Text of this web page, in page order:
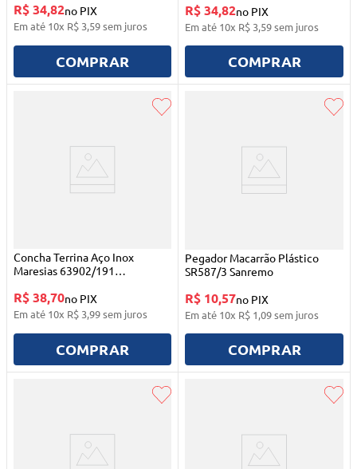
R$ 34,82no PIX
Em até 10x R$ 3,59sem juros
COMPRAR
Tramontina
R$ 34,82no PIX
Em até 10x R$ 3,59sem juros
COMPRAR
Concha Terrina Aço Inox
Maresias 63902/191
R$ 38,70no PIX
Em até 10x R$ 3,99sem juros
COMPRAR
Pegador Macarrão Plástico
SR587/3 Sanremo
R$ 10,57no PIX
Em até 10x R$ 1,09sem juros
COMPRAR